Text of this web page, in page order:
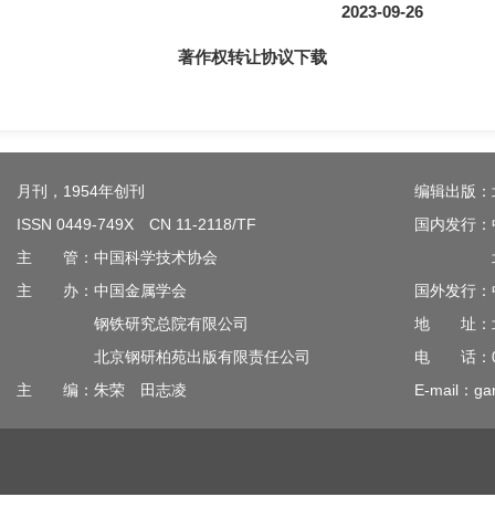
2023-09-26
著作权转让协议下载
月刊，1954年创刊
ISSN 0449-749X CN 11-2118/TF
主 管：中国科学技术协会
主 办：中国金属学会
钢铁研究总院有限公司
北京钢研柏苑出版有限责任公司
主 编：朱荣 田志凌
编辑出版
国内发行
北京钢
国外发行
地 址：北
电 话：
E-mail：